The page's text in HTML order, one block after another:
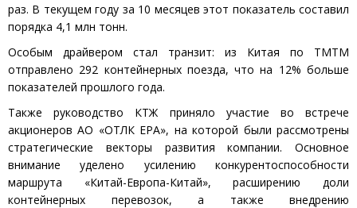
раз. В текущем году за 10 месяцев этот показатель составил
порядка 4,1 млн тонн.
Особым драйвером стал транзит: из Китая по ТМТМ
отправлено 292 контейнерных поезда, что на 12% больше
показателей прошлого года.
Также руководство КТЖ приняло участие во встрече
акционеров АО «ОТЛК ЕРА», на которой были рассмотрены
стратегические векторы развития компании. Основное
внимание уделено усилению конкурентоспособности
маршрута «Китай-Европа-Китай», расширению доли
контейнерных перевозок, а также внедрению